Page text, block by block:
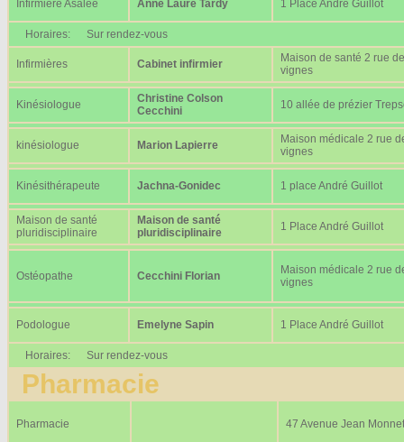
Infirmière Asalée Anne Laure Tardy 1 Place André Guillot
Horaires: Sur rendez-vous
Infirmières Cabinet infirmier
Maison de santé 2 rue
vignes
Kinésiologue
Christine Colson
Cecchini
10 allée de prézier
kinésiologue Marion Lapierre
Maison médicale 2 rue
vignes
Kinésithérapeute Jachna-Gonidec 1 place André Guillot
Maison de santé
pluridisciplinaire
Maison de santé
pluridisciplinaire
1 Place André Guillot
Ostéopathe Cecchini Florian
Maison médicale 2 rue
vignes
Podologue Emelyne Sapin 1 Place André Guillot
Horaires: Sur rendez-vous
Pharmacie
Pharmacie 47 Avenue Jean Monnet